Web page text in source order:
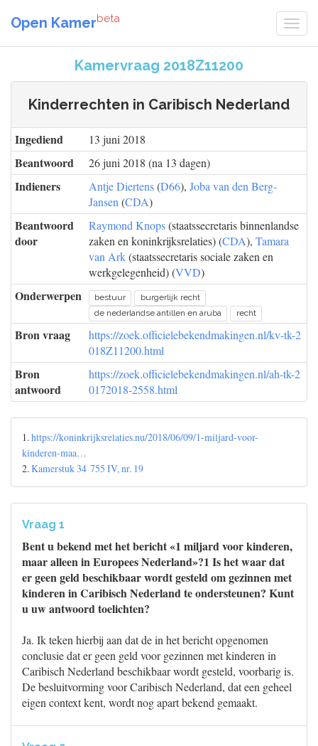
Open Kamerbeta
Kamervraag 2018Z11200
Kinderrechten in Caribisch Nederland
Ingediend 13 juni 2018
Beantwoord 26 juni 2018 (na 13 dagen)
Indieners Antje Diertens(D66), Joba van den Berg-
Jansen (CDA)
Beantwoord
door
Raymond Knops(staatssecretaris binnenlandse
zaken en koninkrijksrelaties) (CDA), Tamara
van Ark(staatssecretaris sociale zaken en
werkgelegenheid) (VVD)
Onderwerpen bestuur
burgerlijk recht
de nederlandse antillen en aruba
recht
Bron vraag
https://zoek.officielebekendmakingen.nl/kv-tk-2
018Z11200.html
Bron
antwoord
https://zoek.officielebekendmakingen.nl/ah-tk-2
0172018-2558.html
1.https://koninkrijksrelaties.nu/2018/06/09/1-miljard-voor-
kinderen-maa…
2.Kamerstuk 34 755 IV, nr. 19
Vraag 1
Bent u bekend met het bericht «1 miljard voor kinderen,
maar alleen in Europees Nederland»?1 Is het waar dat
er geen geld beschikbaar wordt gesteld om gezinnen met
kinderen in Caribisch Nederland te ondersteunen? Kunt
u uw antwoord toelichten?
Ja. Ik teken hierbij aan dat de in het bericht opgenomen
conclusie dat er geen geld voor gezinnen met kinderen in
Caribisch Nederland beschikbaar wordt gesteld, voorbarig is.
De besluitvorming voor Caribisch Nederland, dat een geheel
eigen context kent, wordt nog apart bekend gemaakt.